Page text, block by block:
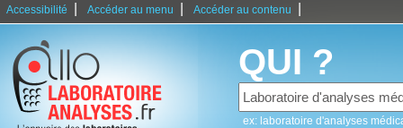
Accessibilité Accéder au menu Accéder au contenu
QUI ?
ex: laboratoire d'analyses